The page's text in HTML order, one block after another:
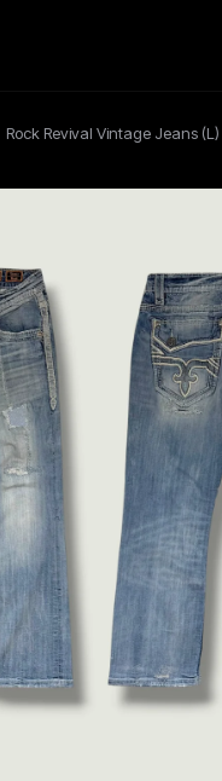
Rock Revival Vintage Jeans (L)